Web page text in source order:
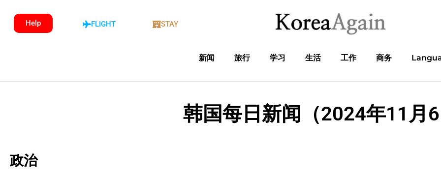
Help FLIGHT STAY
新闻 旅行 学习 生活 工作 商务
韩国每日新闻（2024年11月
政治